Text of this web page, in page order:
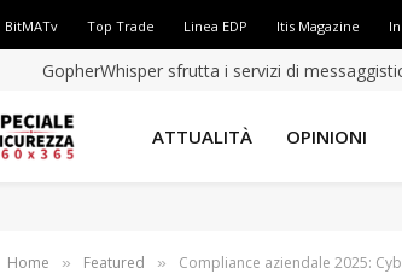
BitMATv Top Trade Linea EDP Itis Magazine
ATTUALITÀ OPINIONI
Home » Featured » Compliance aziendale 2025: